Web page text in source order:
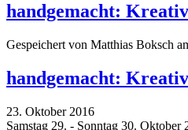
handgemacht:
Gespeichert von Matthias Boksch
handgemacht:
23. Oktober 2016
Samstag 29. - Sonntag 30. Oktober